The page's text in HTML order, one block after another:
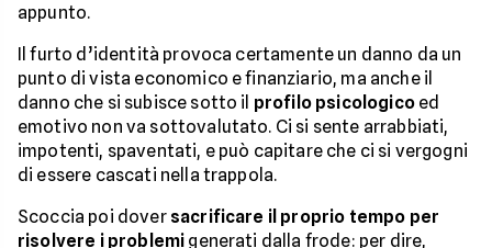
appunto.
Il furto d’identità provoca certamente un danno da un
punto di vista economico e finanziario, ma anche il
danno che si subisce sotto il profilo psicologicoed
emotivo non va sottovalutato. Ci si sente arrabbiati,
impotenti, spaventati, e può capitare che ci si vergogni
di essere cascati nella trappola.
Scoccia poi dover sacrificare il proprio tempo per
risolvere i problemi generati dalla frode: per dire,